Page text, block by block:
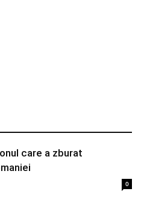
care a zburat
0